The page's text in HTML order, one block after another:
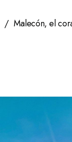
Malecón, el